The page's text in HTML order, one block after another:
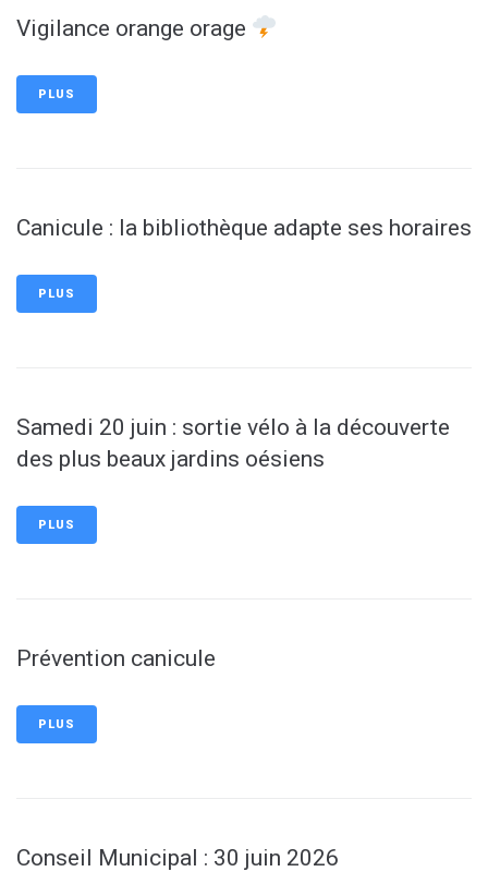
Vigilance orange orage
PLUS
Canicule : la bibliothèque adapte ses horaires
PLUS
Samedi 20 juin : sortie vélo à la découverte
des plus beaux jardins oésiens
PLUS
Prévention canicule
PLUS
Conseil Municipal : 30 juin 2026